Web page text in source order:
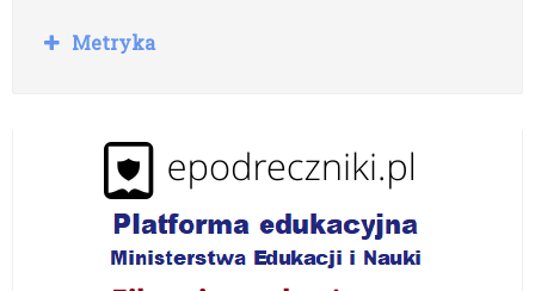
R
o
Metryka